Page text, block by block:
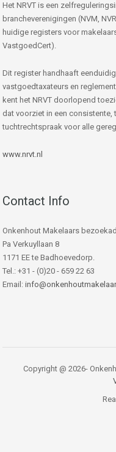
Het NRVT is een
brancheverenigingen (NVM,
huidige registers voor
VastgoedCert).
Dit register handhaaft
vastgoedtaxateurs en
kent het NRVT doorlopend
dat voorziet in een
tuchtrechtspraak voor alle
www.nrvt.nl
Contact Info
Onkenhout Makelaars
Pa Verkuyllaan 8
1171 EE te Badhoevedorp.
Tel.: +31 - (0)20 - 659 22 63
Email:
Copyright @ 2026-